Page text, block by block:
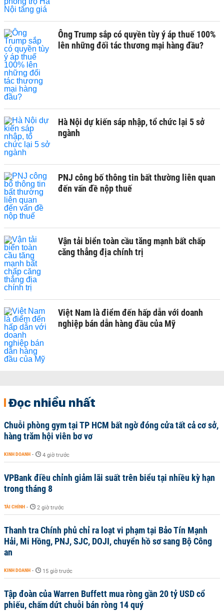
Ông Trump sắp có quyền tùy ý áp thuế 100%
lên những đối tác thương mại hàng đầu?
Hà Nội dự kiến sáp nhập, tổ chức lại 5 sở
ngành
PNJ công bố thông tin bất thường liên quan
đến vấn đề nộp thuế
Vận tải biển toàn cầu tăng mạnh bất chấp
căng thẳng địa chính trị
Việt Nam là điểm đến hấp dẫn với doanh
nghiệp bán dẫn hàng đầu của Mỹ
Đọc nhiều nhất
Chuỗi phòng gym tại TP HCM bất ngờ đóng cửa tất cả cơ sở,
hàng trăm hội viên bơ vơ
KINH DOANH - 4 giờ trước
VPBank điều chỉnh giảm lãi suất trên biểu tại nhiều kỳ hạn
trong tháng 8
TÀI CHÍNH - 2 giờ trước
Thanh tra Chính phủ chỉ ra loạt vi phạm tại Bảo Tín Mạnh
Hải, Mi Hồng, PNJ, SJC, DOJI, chuyển hồ sơ sang Bộ Công
an
KINH DOANH - 15 giờ trước
Tập đoàn của Warren Buffett mua ròng gần 20 tỷ USD cổ
phiếu, chấm dứt chuỗi bán ròng 14 quý